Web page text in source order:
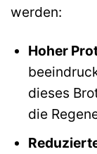
werden:
Hoher
dieses
die